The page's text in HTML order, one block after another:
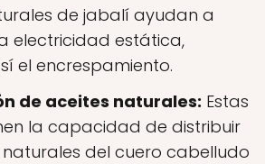
de jabalí ayudan a
electricidad estática,
el encrespamiento.
de aceites naturales: Estas
la capacidad de distribuir
naturales del cuero cabelludo